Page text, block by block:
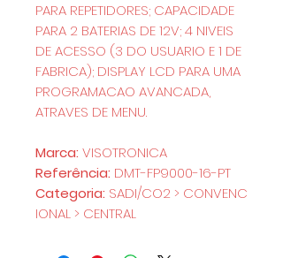
PARA REPETIDORES; CAPACIDADE
PARA 2 BATERIAS DE 12V; 4 NIVEIS
DE ACESSO (3 DO USUARIO E 1 DE
FABRICA); DISPLAY LCD PARA UMA
PROGRAMACAO AVANCADA,
ATRAVES DE MENU.
Marca: VISOTRONICA
Referência: DMT-FP9000-16-PT
Categoria: SADI/CO2 > CONVENC
IONAL > CENTRAL